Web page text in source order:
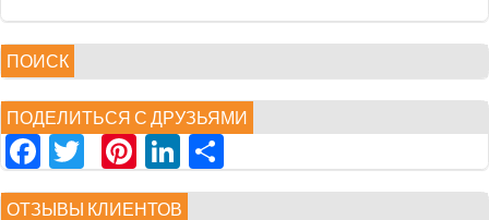
ПОИСК
ПОДЕЛИТЬСЯ С ДРУЗЬЯМИ
Facebook
Twitter
Pinterest
LinkedIn
享
ОТЗЫВЫ КЛИЕНТОВ